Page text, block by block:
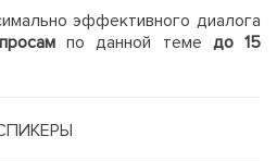
эффективного диалога
по данной теме до 15